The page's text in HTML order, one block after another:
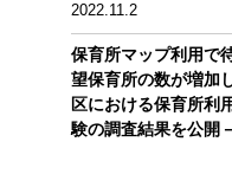
2022.11.2
保育所マップ利用で
望保育所の数が増加
区における保育所利
験の調査結果を公開－